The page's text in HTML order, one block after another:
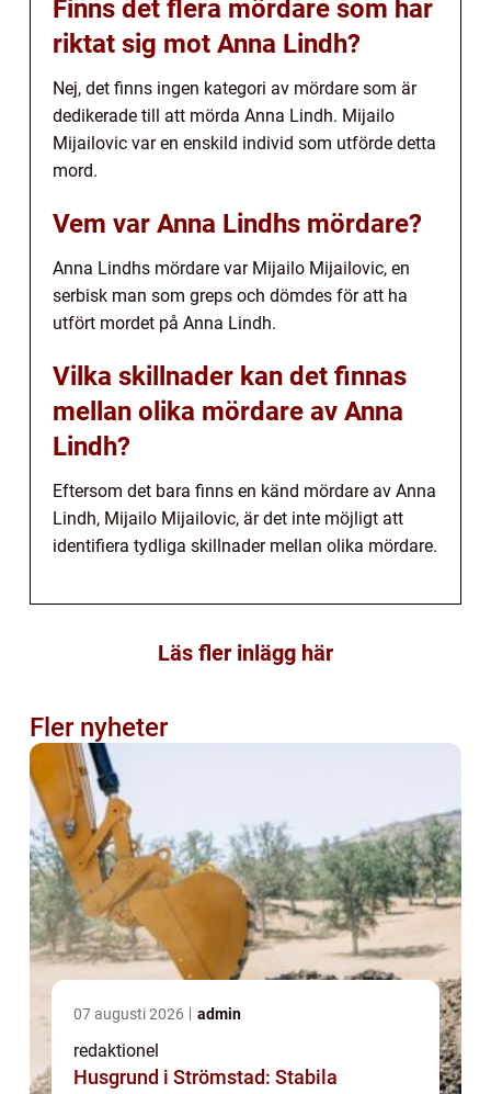
Finns det flera mördare som har
riktat sig mot Anna Lindh?
Nej, det finns ingen kategori av mördare som är
dedikerade till att mörda Anna Lindh. Mijailo
Mijailovic var en enskild individ som utförde detta
mord.
Vem var Anna Lindhs mördare?
Anna Lindhs mördare var Mijailo Mijailovic, en
serbisk man som greps och dömdes för att ha
utfört mordet på Anna Lindh.
Vilka skillnader kan det finnas
mellan olika mördare av Anna
Lindh?
Eftersom det bara finns en känd mördare av Anna
Lindh, Mijailo Mijailovic, är det inte möjligt att
identifiera tydliga skillnader mellan olika mördare.
Läs fler inlägg här
Fler nyheter
07 augusti 2026 admin
redaktionel
Husgrund i Strömstad: Stabila